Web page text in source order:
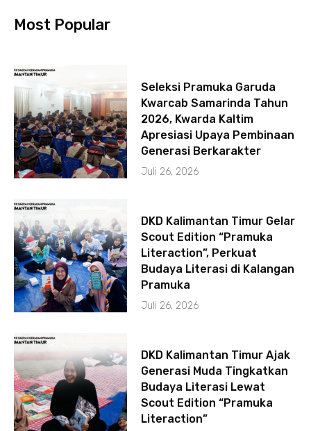
f
Most Popular
Seleksi Pramuka Garuda
Kwarcab Samarinda Tahun
2026, Kwarda Kaltim
Apresiasi Upaya Pembinaan
Generasi Berkarakter
Juli 26, 2026
DKD Kalimantan Timur Gelar
Scout Edition “Pramuka
Literaction”, Perkuat
Budaya Literasi di Kalangan
Pramuka
Juli 26, 2026
DKD Kalimantan Timur Ajak
Generasi Muda Tingkatkan
Budaya Literasi Lewat
Scout Edition “Pramuka
Literaction”